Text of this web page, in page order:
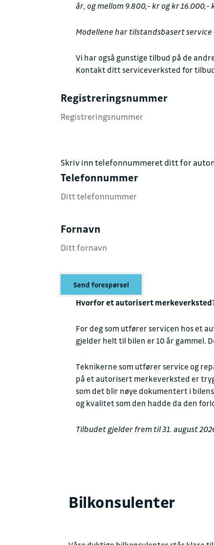
år, og mellom 9.800,- kr og kr
Modellene har tilstandsbasert
Vi har også gunstige tilbud på de
Kontakt ditt serviceverksted for
Registreringsnummer
Skriv inn telefonnummeret ditt for
Telefonnummer
Fornavn
Send forespørsel
Hvorfor et autorisert
For deg som utfører servicen hos et
gjelder helt til bilen er 10 år gammel.
Teknikerne som utfører service og
på et autorisert merkeverksted er
som det blir nøye dokumentert i
og kvalitet som den hadde da den
Tilbudet gjelder frem til 31. august
Bilkonsulenter